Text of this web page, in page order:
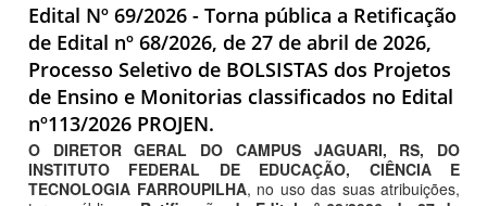
Edital Nº 69/2026 - Torna pública a Retificação
de Edital nº 68/2026, de 27 de abril de 2026,
Processo Seletivo de BOLSISTAS dos Projetos
de Ensino e Monitorias classificados no Edital
nº113/2026 PROJEN.
O DIRETOR GERAL DO CAMPUS JAGUARI, RS, DO
INSTITUTO FEDERAL DE EDUCAÇÃO, CIÊNCIA E
TECNOLOGIA FARROUPILHA, no uso das suas atribuições,